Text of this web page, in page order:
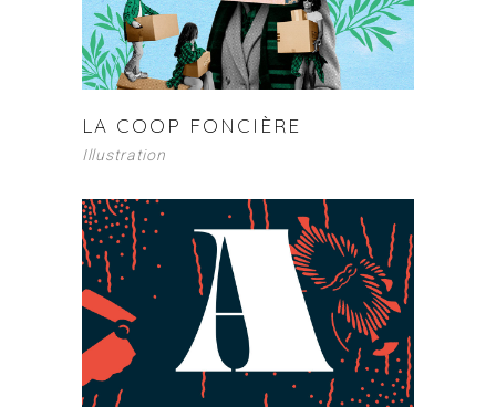
LA COOP FONCIÈRE
Illustration